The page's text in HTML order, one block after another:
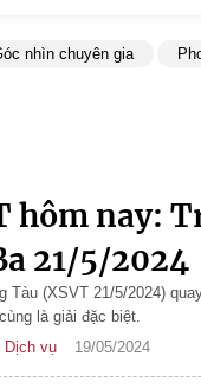
nhìn chuyên gia
hôm nay:
21/5/2024
Tàu (XSVT 21/5/2024)
là giải đặc biệt.
Dịch vụ
19/05/2024